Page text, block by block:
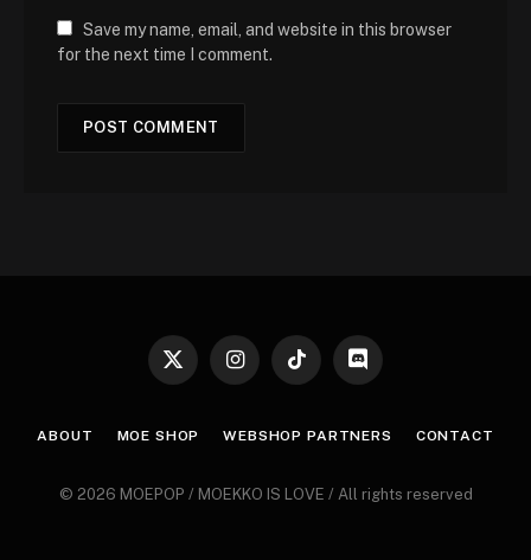
Save my name, email, and website in this browser
for the next time I comment.
X
InstagramTikTok Discord
ABOUT MOE SHOP WEBSHOP PARTNERS CONTACT
© 2026 MOEPOP / MOEKKO IS LOVE / All rights reserved